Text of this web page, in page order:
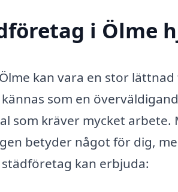
i Ölme
kan vara en stor
som en
som kräver mycket arbete.
betyder något för dig,
kan erbjuda: